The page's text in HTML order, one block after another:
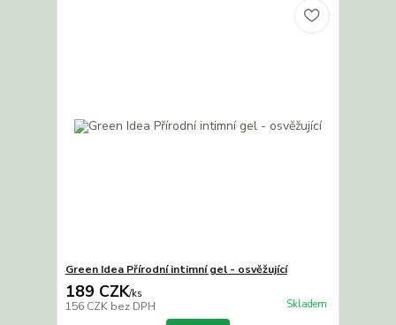
Green Idea Přírodní intimní gel - osvěžující
189 CZK/ks
156 CZK bez DPH Skladem